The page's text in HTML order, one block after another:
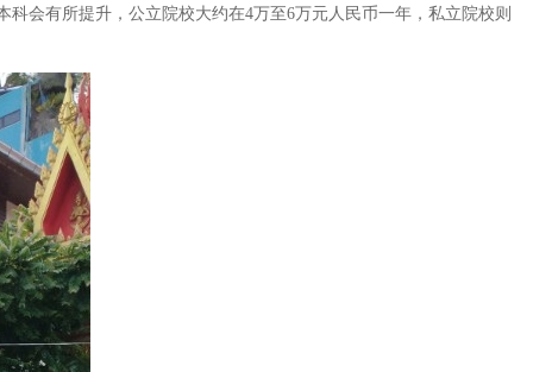
会有所提升，公立院校大约在4万至6万元人民币一年，私立院校则